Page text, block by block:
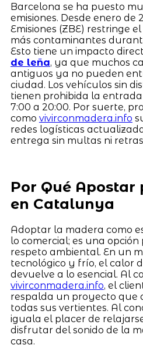
Barcelona se ha puesto
emisiones. Desde enero de
Emisiones (ZBE) restringe
más contaminantes
Esto tiene un impacto
de leña, ya que muchos
antiguos ya no pueden
ciudad. Los vehículos sin
tienen prohibida la
7:00 a 20:00. Por suerte,
como vivirconmadera.info
redes logísticas
entrega sin multas ni
Por Qué
en Catalunya
Adoptar la madera como
lo comercial; es una
respeto ambiental. En un
tecnológico y frío, el calor
devuelve a lo esencial. Al
vivirconmadera.info, el
respalda un proyecto que
todas sus vertientes. Al
iguala el placer de
disfrutar del sonido de la
casa.